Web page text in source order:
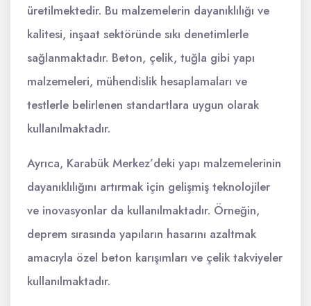
üretilmektedir. Bu malzemelerin dayanıklılığı ve
kalitesi, inşaat sektöründe sıkı denetimlerle
sağlanmaktadır. Beton, çelik, tuğla gibi yapı
malzemeleri, mühendislik hesaplamaları ve
testlerle belirlenen standartlara uygun olarak
kullanılmaktadır.
Ayrıca, Karabük Merkez’deki yapı malzemelerinin
dayanıklılığını artırmak için gelişmiş teknolojiler
ve inovasyonlar da kullanılmaktadır. Örneğin,
deprem sırasında yapıların hasarını azaltmak
amacıyla özel beton karışımları ve çelik takviyeler
kullanılmaktadır.